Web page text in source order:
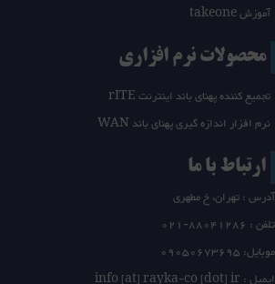
آموزش takeone
محصولات نرم افزاری
تجمیع کننده پهنای باند اینترنت rITE
نرم افزار اندازه گیری پهنای باند WAN
ارتباط با ما
آدرس : تهران، خ مطهری
تلفن : 21-88041286
0
موبایل: 09050673695
ایمیل : info [at] rayka-co [dot] ir